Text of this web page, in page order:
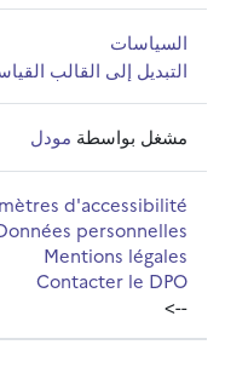
السياسات
التبديل إلى القالب
مشغل بواسطة مودل
d'accessibilité
personnelles
Mentions légales
Contacter le DPO
-->